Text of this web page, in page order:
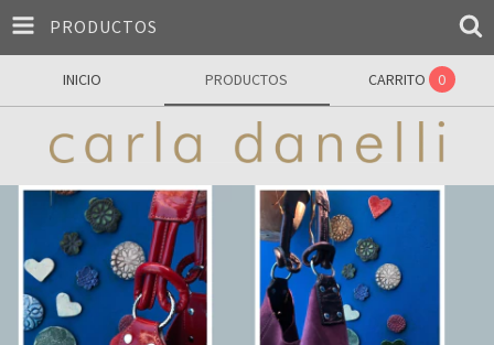
PRODUCTOS
INICIO PRODUCTOS CARRITO 0